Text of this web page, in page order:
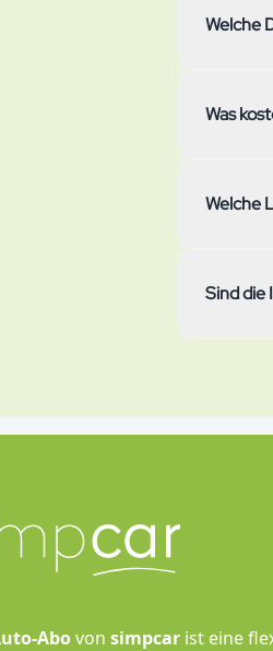
Welche
Was
Die
Welche
Abo
Sind die
Abovon simpcar ist eine